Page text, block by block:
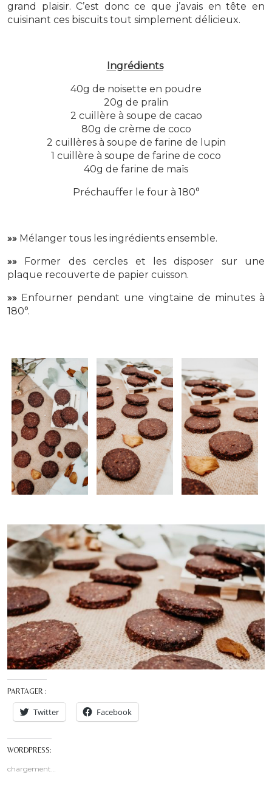
grand plaisir. C’est donc ce que j’avais en tête en
cuisinant ces biscuits tout simplement délicieux.
Ingrédients
40g de noisette en poudre
20g de pralin
2 cuillère à soupe de cacao
80g de crème de coco
2 cuillères à soupe de farine de lupin
1 cuillère à soupe de farine de coco
40g de farine de maïs
Préchauffer le four à 180°
»» Mélanger tous les ingrédients ensemble.
»» Former des cercles et les disposer sur une
plaque recouverte de papier cuisson.
»» Enfourner pendant une vingtaine de minutes à
180°.
PARTAGER :
Twitter Facebook
WORDPRESS:
chargement…